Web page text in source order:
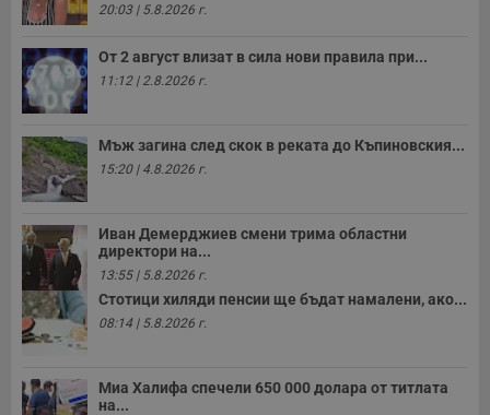
20:03 | 5.8.2026 г.
От 2 август влизат в сила нови правила при...
11:12 | 2.8.2026 г.
Мъж загина след скок в реката до Къпиновския...
15:20 | 4.8.2026 г.
Иван Демерджиев смени трима областни
директори на...
13:55 | 5.8.2026 г.
Стотици хиляди пенсии ще бъдат намалени, ако...
08:14 | 5.8.2026 г.
Миа Халифа спечели 650 000 долара от титлата
на...